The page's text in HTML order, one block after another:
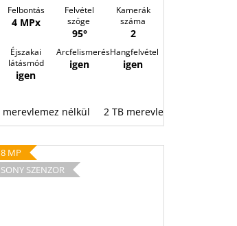
8 TB merevlemez
Felbontás
4 MPx
Felvétel
szöge
95°
Kamerák
száma
2
Éjszakai
látásmód
igen
Arcfelismerés
igen
Hangfelvétel
igen
merevlemez nélkül 2 TB merevlemez
8 MP
SONY SZENZOR